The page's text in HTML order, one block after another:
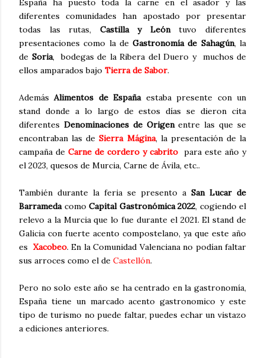
España ha puesto toda la carne en el asador y las
diferentes comunidades han apostado por presentar
todas las rutas, Castilla y Leóntuvo diferentes
presentaciones como la deGastronomía de Sahagún, la
de Soria, bodegas de la Ribera del Duero y muchos de
ellos amparados bajo Tierra de Sabor.
AdemásAlimentos de Españaestaba presente con un
stand donde a lo largo de estos días se dieron cita
diferentes Denominaciones de Origenentre las que se
encontraban las deSierra Mágina, la presentación de la
campaña de Carne de cordero y cabrito para este año y
el 2023, quesos de Murcia, Carne de Ávila, etc..
También durante la feria se presento a San Lucar de
Barramedacomo Capital Gastronómica 2022, cogiendo el
relevo a la Murcia que lo fue durante el 2021. El stand de
Galicia con fuerte acento compostelano, ya que este año
es Xacobeo. En la Comunidad Valenciana no podían faltar
sus arroces como el de Castellón.
Pero no solo este año se ha centrado en la gastronomía,
España tiene un marcado acento gastronomico y este
tipo de turismo no puede faltar, puedes echar un vistazo
a ediciones anteriores.